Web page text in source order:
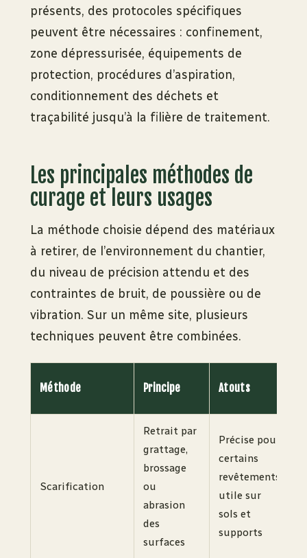
présents, des protocoles spécifiques
peuvent être nécessaires : confinement,
zone dépressurisée, équipements de
protection, procédures d’aspiration,
conditionnement des déchets et
traçabilité jusqu’à la filière de traitement.
Les principales méthodes de
curage et leurs usages
La méthode choisie dépend des matériaux
à retirer, de l’environnement du chantier,
du niveau de précision attendu et des
contraintes de bruit, de poussière ou de
vibration. Sur un même site, plusieurs
techniques peuvent être combinées.
Méthode Principe Atouts
Scarification
Retrait par
grattage,
brossage
ou
abrasion
des
surfaces
Précise pour
certains
revêtements,
utile sur
sols et
supports